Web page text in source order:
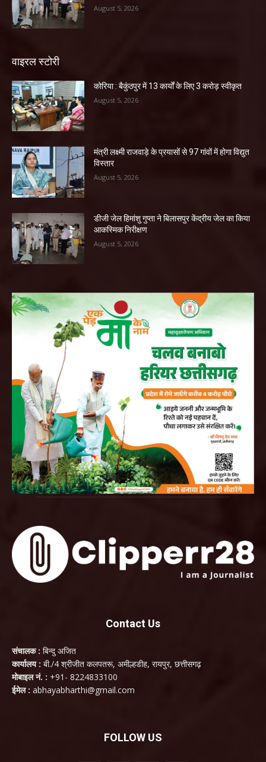
August 5, 2026
वाइरल स्टोरी
कोरिया : बैकुंठपुर में 13 कार्यों के लिए 3 करोड़ स्वीकृत
August 5, 2026
मंत्री लक्ष्मी राजवाड़े के प्रयासों से 97 गांवों में होगा विद्युत
विस्तार
August 5, 2026
डीजी जेल हिमांशु गुप्ता ने बिलासपुर केंद्रीय जेल का किया
आकस्मिक निरीक्षण
August 5, 2026
Contact Us
संचालक : बिन्दु अजित
कार्यालय : बी./4 श्रीजीत कलपतरू, अमील्हडीह, रायपुर, छत्तीसगढ़
मोबाइल नं. : +91- 8224833100
ईमेल : abhayabharthi@gmail.com
FOLLOW US